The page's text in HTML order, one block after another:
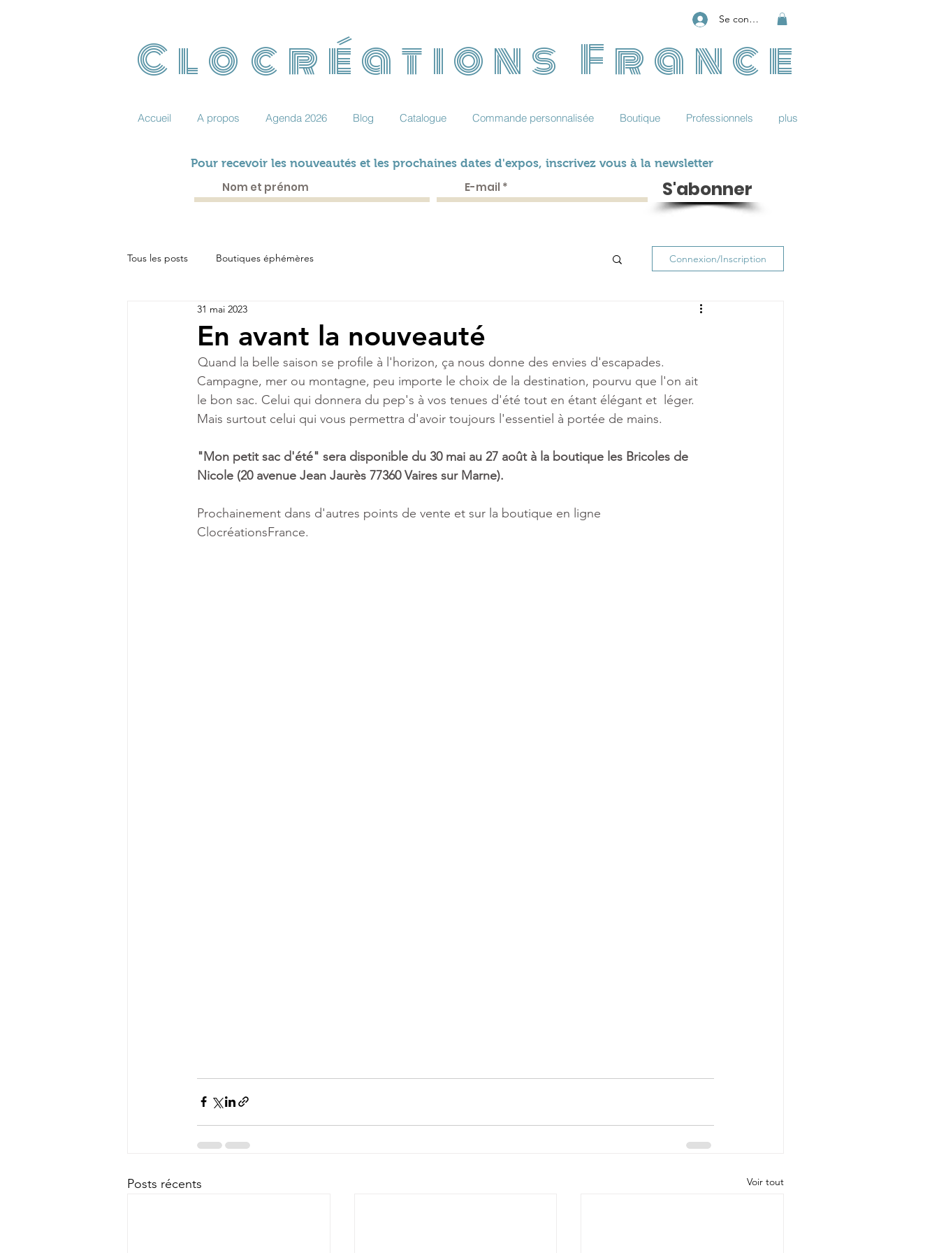
Se connecter
Clocréations France
Accueil A propos Agenda 2026 Blog Catalogue Commande personnalisée Boutique Professionnels plus
Pour recevoir les nouveautés et les prochaines dates d'expos, inscrivez vous à la newsletter
S'abonner
Tous les posts Boutiques éphémères Connexion/Inscription
En avant la nouveauté
31 mai 2023
Quand la belle saison se profile à l'horizon, ça nous donne des envies d'escapades.
Campagne, mer ou montagne, peu importe le choix de la destination, pourvu que l'on ait
le bon sac. Celui qui donnera du pep's à vos tenues d'été tout en étant élégant et  léger.
Mais surtout celui qui vous permettra d'avoir toujours l'essentiel à portée de mains.
"Mon petit sac d'été" sera disponible du 30 mai au 27 août à la boutique les Bricoles de
Nicole (20 avenue Jean Jaurès 77360 Vaires sur Marne).
Prochainement dans d'autres points de vente et sur la boutique en ligne
ClocréationsFrance.
Posts récents Voir tout